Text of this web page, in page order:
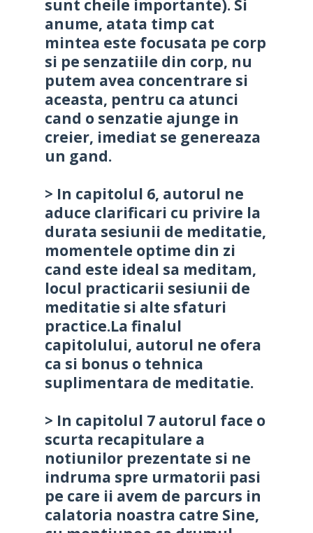
sunt cheile importante). Si
anume, atata timp cat
mintea este focusata pe corp
si pe senzatiile din corp, nu
putem avea concentrare si
aceasta, pentru ca atunci
cand o senzatie ajunge in
creier, imediat se genereaza
un gand.
> In capitolul 6, autorul ne
aduce clarificari cu privire la
durata sesiunii de meditatie,
momentele optime din zi
cand este ideal sa meditam,
locul practicarii sesiunii de
meditatie si alte sfaturi
practice.La finalul
capitolului, autorul ne ofera
ca si bonus o tehnica
suplimentara de meditatie.
> In capitolul 7 autorul face o
scurta recapitulare a
notiunilor prezentate si ne
indruma spre urmatorii pasi
pe care ii avem de parcurs in
calatoria noastra catre Sine,